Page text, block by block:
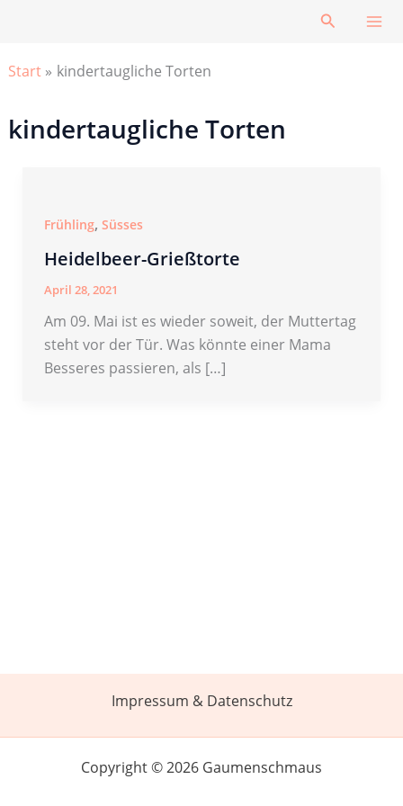
Suchen
Start kindertaugliche Torten
kindertaugliche Torten
Frühling, Süsses
Heidelbeer-Grießtorte
April 28, 2021
Am 09. Mai ist es wieder soweit, der Muttertag
steht vor der Tür. Was könnte einer Mama
Besseres passieren, als […]
Impressum & Datenschutz
Copyright © 2026 Gaumenschmaus